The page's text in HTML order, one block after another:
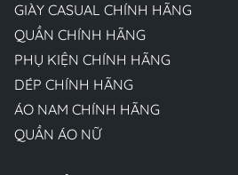
GIÀY CASUAL CHÍNH HÃNG
QUẦN CHÍNH HÃNG
PHỤ KIỆN CHÍNH HÃNG
DÉP CHÍNH HÃNG
ÁO NAM CHÍNH HÃNG
QUẦN ÁO NỮ